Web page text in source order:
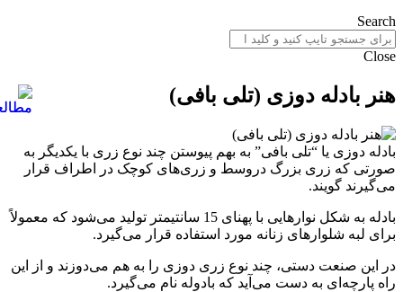
Search
Close
هنر بادله دوزی (تلی بافی)
بادله دوزی یا “تلی بافی” به بهم پیوستن چند نوع زری با یکدیگر به
صورتی که زری بزرگ دروسط و زری‌های کوچک در اطراف قرار
می‌گیرند گویند.
بادله به شکل نوارهایی با پهنای 15 سانتیمتر تولید می‌شود که معمولاً
برای لبه شلوارهای زنانه مورد استفاده قرار می‌گیرد.
در این صنعت دستی، چند نوع زری دوزی را به هم می‌دوزند و از این
راه پارچه‌ای به دست می‌آید که بادوله نام می‌گیرد.